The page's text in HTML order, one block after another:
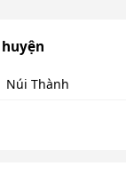
Núi Thành